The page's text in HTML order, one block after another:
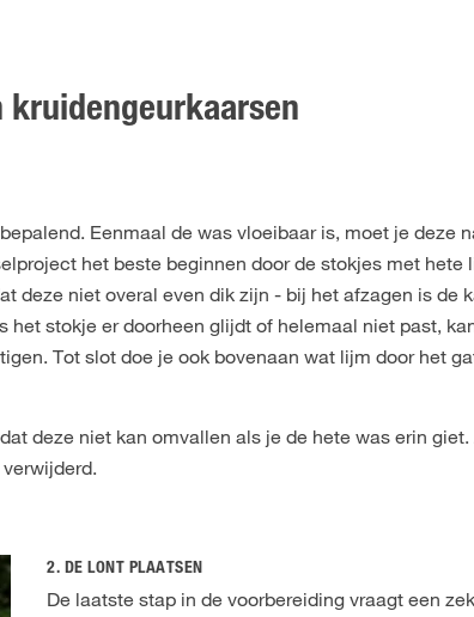
kruidengeurkaarsen
Eenmaal de was vloeibaar is, moet je deze
het beste beginnen door de stokjes met
deze niet overal even dik zijn - bij het afzagen is de
het stokje er doorheen glijdt of helemaal niet past,
Tot slot doe je ook bovenaan wat lijm door het
deze niet kan omvallen als je de hete was erin
2. DE LONT PLAATSEN
De laatste stap in de voorbereiding vraagt een